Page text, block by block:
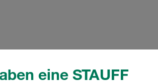
eine STAUFF